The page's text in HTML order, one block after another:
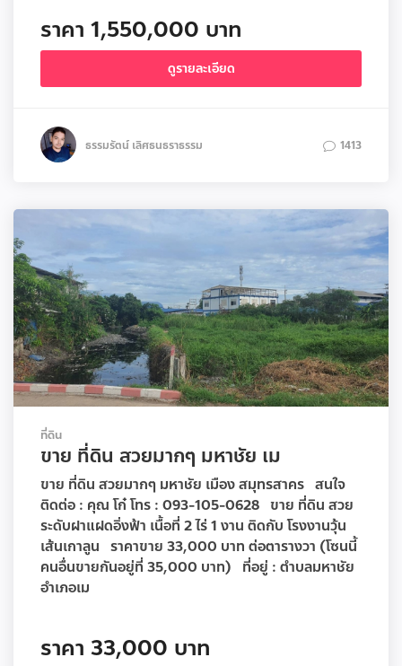
ราคา 1,550,000 บาท
ดูรายละเอียด
ธรรมรัตน์ เลิศธนธราธรรม 1413
ที่ดิน
ขาย ที่ดิน สวยมากๆ มหาชัย เม
ขาย ที่ดิน สวยมากๆ มหาชัย เมือง สมุทรสาคร สนใจ
ติดต่อ : คุณ โก๋ โทร : 093-105-0628 ขาย ที่ดิน สวย
ระดับฝาแฝดอิ่งฟ้า เนื้อที่ 2 ไร่ 1 งาน ติดกับ โรงงานวุ้น
เส้นเกาลูน ราคาขาย 33,000 บาท ต่อตารางวา (โซนนี้
คนอื่นขายกันอยู่ที่ 35,000 บาท) ที่อยู่ : ตำบลมหาชัย
อำเภอเม
ราคา 33,000 บาท